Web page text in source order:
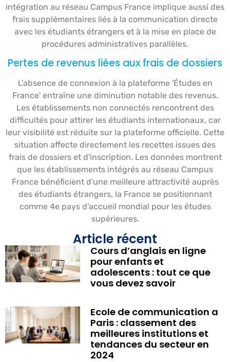
Article récent
Cours d’anglais en ligne
pour enfants et
adolescents : tout ce que
vous devez savoir
Ecole de communication a
Paris : classement des
meilleures institutions et
tendances du secteur en
2024
intégration au réseau Campus France implique aussi des
frais supplémentaires liés à la communication directe
avec les étudiants étrangers et à la mise en place de
procédures administratives parallèles.
Pertes de revenus liées aux frais de dossiers
L'absence de connexion à la plateforme 'Études en
France' entraîne une diminution notable des revenus.
Les établissements non connectés rencontrent des
difficultés pour attirer les étudiants internationaux, car
leur visibilité est réduite sur la plateforme officielle. Cette
situation affecte directement les recettes issues des
frais de dossiers et d'inscription. Les données montrent
que les établissements intégrés au réseau Campus
France bénéficient d'une meilleure attractivité auprès
des étudiants étrangers, la France se positionnant
comme 4e pays d'accueil mondial pour les études
supérieures.